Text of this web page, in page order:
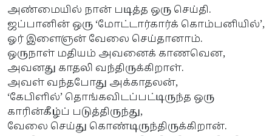
அண்மையில் நான் படித்த ஒரு செய்தி.
ஜப்பானின் ஒரு ‘மோட்டார்கார்க் கொம்பனியில்’,
ஓர் இளைஞன் வேலை செய்தானாம்.
ஒருநாள் மதியம் அவனைக் காணவென,
அவனது காதலி வந்திருக்கிறாள்.
அவள் வந்தபோது அக்காதலன்,
‘கேபிளில்’ தொங்கவிடப்பட்டிருந்த ஒரு
காரின்கீழ்ப் படுத்திருந்து,
வேலை செய்து கொண்டிருந்திருக்கிறான்.